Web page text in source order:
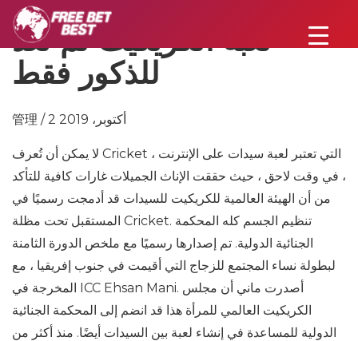
لعبة الكريكيت لم تعد
للذكور فقط
管理 / 2 أكتوبر، 2019
لا يمكن أن تُعرف Cricket ، التي تعتبر لعبة سيدات على الإنترنت
، في وقت لاحق ، حيث حققت الإناث الجميلات غارات كافية للتأكد
من أن الهيئة العالمية للكريكيت للسيدات قد أدمجت رسميًا في
المستقبل تحت مظلة Cricket. تنظيم الجسم كله المحكمة
الجنائية الدولية. تم إصدارها رسميًا مع ملخص الدورة الثامنة
لبطولة نساء المجتمع للزجاج التي أقيمت في جنوب إفريقيا ، مع
المخرجة في ICC Ehsan Mani. أصدرت ماني أن مجلس
الكريكيت العالمي للمرأة هذا قد انضم إلى المحكمة الجنائية
الدولية للمساعدة في إنشاء لعبة بين السيدات أيضًا. منذ أكثر من